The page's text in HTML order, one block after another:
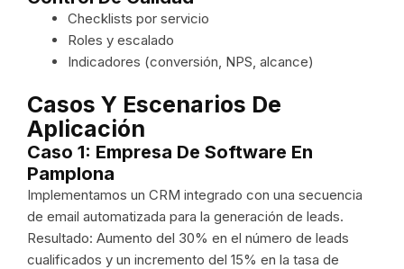
Checklists por servicio
Roles y escalado
Indicadores (conversión, NPS, alcance)
Casos Y Escenarios De
Aplicación
Caso 1: Empresa De Software En
Pamplona
Implementamos un CRM integrado con una secuencia
de email automatizada para la generación de leads.
Resultado: Aumento del 30% en el número de leads
cualificados y un incremento del 15% en la tasa de